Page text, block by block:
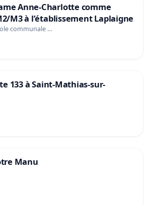
Anne-Charlotte comme
M3 à l’établissement Laplaigne
communale …
133 à Saint-Mathias-sur-
Manu